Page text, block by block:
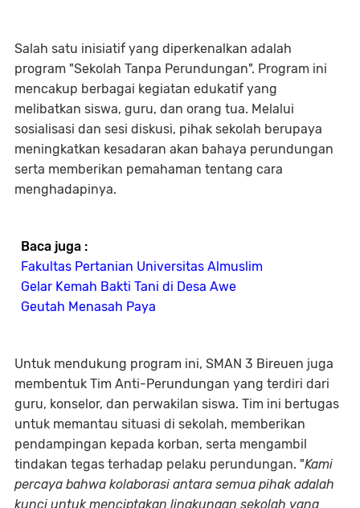
Salah satu inisiatif yang diperkenalkan adalah
program "Sekolah Tanpa Perundungan". Program ini
mencakup berbagai kegiatan edukatif yang
melibatkan siswa, guru, dan orang tua. Melalui
sosialisasi dan sesi diskusi, pihak sekolah berupaya
meningkatkan kesadaran akan bahaya perundungan
serta memberikan pemahaman tentang cara
menghadapinya.
Baca juga :
Fakultas Pertanian Universitas Almuslim
Gelar Kemah Bakti Tani di Desa Awe
Geutah Menasah Paya
Untuk mendukung program ini, SMAN 3 Bireuen juga
membentuk Tim Anti-Perundungan yang terdiri dari
guru, konselor, dan perwakilan siswa. Tim ini bertugas
untuk memantau situasi di sekolah, memberikan
pendampingan kepada korban, serta mengambil
tindakan tegas terhadap pelaku perundungan. "Kami
percaya bahwa kolaborasi antara semua pihak adalah
kunci untuk menciptakan lingkungan sekolah yang